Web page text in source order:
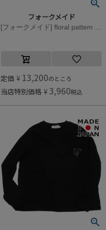
フォークメイド
[フォークメイド] floral pattem ドロワーパンツ フローラルレッド
定価 ¥ 13,200のところ
当店特別価格 ¥ 3,960税込